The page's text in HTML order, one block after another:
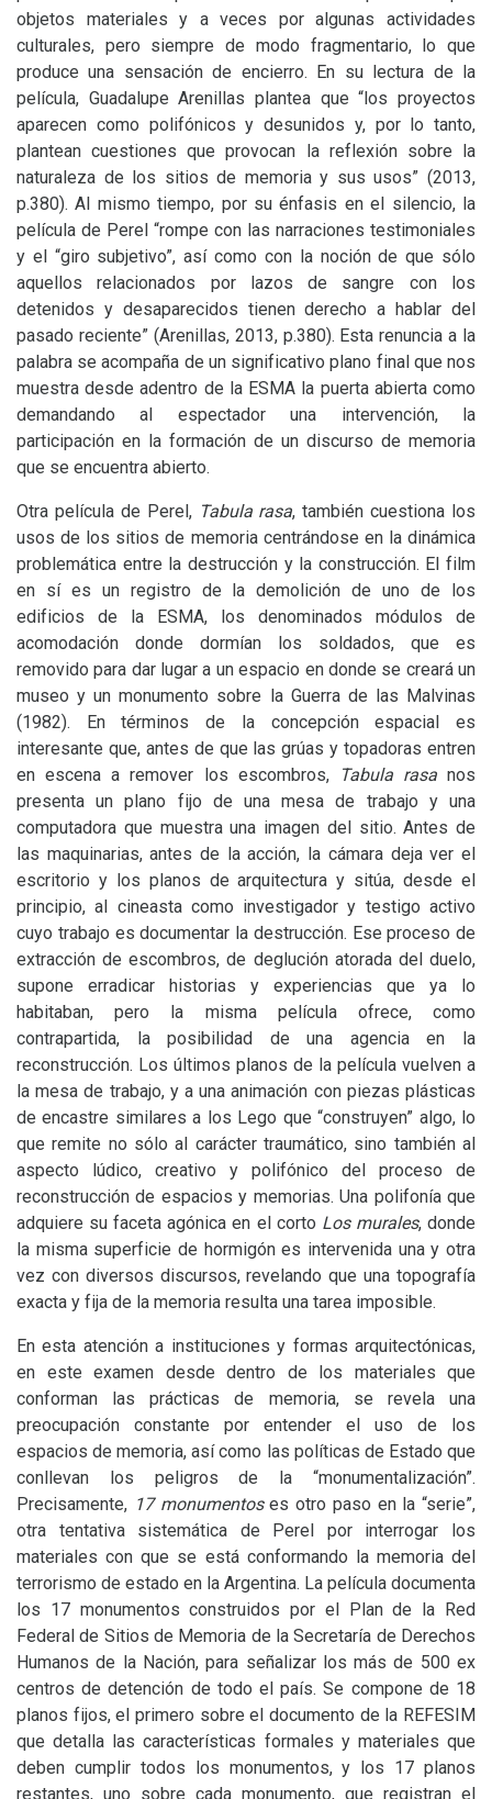
objetos materiales y a veces por algunas actividades
culturales, pero siempre de modo fragmentario, lo que
produce una sensación de encierro. En su lectura de la
película, Guadalupe Arenillas plantea que “los proyectos
aparecen como polifónicos y desunidos y, por lo tanto,
plantean cuestiones que provocan la reflexión sobre la
naturaleza de los sitios de memoria y sus usos” (2013,
p.380). Al mismo tiempo, por su énfasis en el silencio, la
película de Perel “rompe con las narraciones testimoniales
y el “giro subjetivo”, así como con la noción de que sólo
aquellos relacionados por lazos de sangre con los
detenidos y desaparecidos tienen derecho a hablar del
pasado reciente” (Arenillas, 2013, p.380). Esta renuncia a la
palabra se acompaña de un significativo plano final que nos
muestra desde adentro de la ESMA la puerta abierta como
demandando al espectador una intervención, la
participación en la formación de un discurso de memoria
que se encuentra abierto.
Otra película de Perel, Tabula rasa, también cuestiona los
usos de los sitios de memoria centrándose en la dinámica
problemática entre la destrucción y la construcción. El film
en sí es un registro de la demolición de uno de los
edificios de la ESMA, los denominados módulos de
acomodación donde dormían los soldados, que es
removido para dar lugar a un espacio en donde se creará un
museo y un monumento sobre la Guerra de las Malvinas
(1982). En términos de la concepción espacial es
interesante que, antes de que las grúas y topadoras entren
en escena a remover los escombros,
Tabula rasanos
presenta un plano fijo de una mesa de trabajo y una
computadora que muestra una imagen del sitio. Antes de
las maquinarias, antes de la acción, la cámara deja ver el
escritorio y los planos de arquitectura y sitúa, desde el
principio, al cineasta como investigador y testigo activo
cuyo trabajo es documentar la destrucción. Ese proceso de
extracción de escombros, de deglución atorada del duelo,
supone erradicar historias y experiencias que ya lo
habitaban, pero la misma película ofrece, como
contrapartida, la posibilidad de una agencia en la
reconstrucción. Los últimos planos de la película vuelven a
la mesa de trabajo, y a una animación con piezas plásticas
de encastre similares a los Lego que “construyen” algo, lo
que remite no sólo al carácter traumático, sino también al
aspecto lúdico, creativo y polifónico del proceso de
reconstrucción de espacios y memorias. Una polifonía que
adquiere su faceta agónica en el corto Los murales, donde
la misma superficie de hormigón es intervenida una y otra
vez con diversos discursos, revelando que una topografía
exacta y fija de la memoria resulta una tarea imposible.
En esta atención a instituciones y formas arquitectónicas,
en este examen desde dentro de los materiales que
conforman las prácticas de memoria, se revela una
preocupación constante por entender el uso de los
espacios de memoria, así como las políticas de Estado que
conllevan los peligros de la “monumentalización”.
Precisamente, 17 monumentoses otro paso en la “serie”,
otra tentativa sistemática de Perel por interrogar los
materiales con que se está conformando la memoria del
terrorismo de estado en la Argentina. La película documenta
los 17 monumentos construidos por el Plan de la Red
Federal de Sitios de Memoria de la Secretaría de Derechos
Humanos de la Nación, para señalizar los más de 500 ex
centros de detención de todo el país. Se compone de 18
planos fijos, el primero sobre el documento de la REFESIM
que detalla las características formales y materiales que
deben cumplir todos los monumentos, y los 17 planos
restantes, uno sobre cada monumento, que registran el